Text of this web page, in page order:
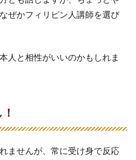
ぜかフィリピン人講師を選び
人と相性がいいのかもしれま
ませんが、常に受け身で反応